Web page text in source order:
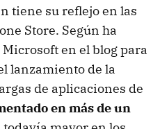
tiene su reflejo en las
Store. Según ha
en el blog para
lanzamiento de la
de aplicaciones de
en más de un